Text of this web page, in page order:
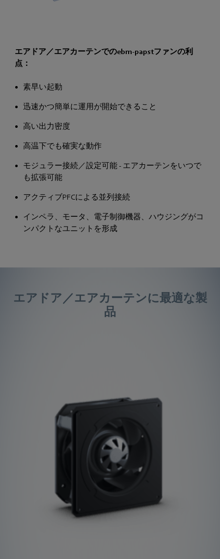
エアドア／エアカーテンでのebm-papstファンの利
点：
素早い起動
迅速かつ簡単に運用が開始できること
高い出力密度
高温下でも確実な動作
モジュラー接続／設定可能 - エアカーテンをいつで
も拡張可能
アクティブPFCによる並列接続
インペラ、モータ、電子制御機器、ハウジングがコ
ンパクトなユニットを形成
エアドア／エアカーテンに最適な製
品